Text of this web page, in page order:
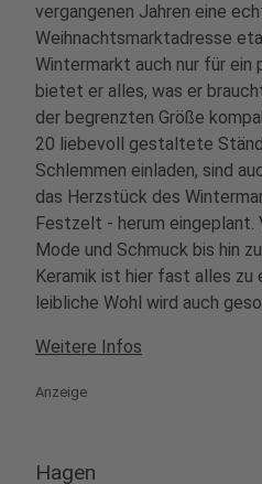
vergangenen Jahren eine
Weihnachtsmarktadresse
Wintermarkt auch nur für
bietet er alles, was er
der begrenzten Größe
20 liebevoll gestaltete
Schlemmen einladen, sind
das Herzstück des
Festzelt - herum eingeplant.
Mode und Schmuck bis hin
Keramik ist hier fast alles zu
leibliche Wohl wird auch
Weitere Infos
Anzeige
Hagen